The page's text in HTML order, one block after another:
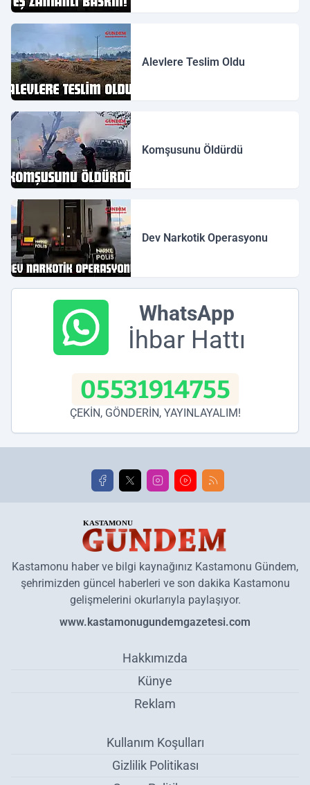
Alevlere Teslim Oldu
Komşusunu Öldürdü
Dev Narkotik Operasyonu
WhatsApp
İhbar Hattı
05531914755
ÇEKİN, GÖNDERİN, YAYINLAYALIM!
Kastamonu haber ve bilgi kaynağınız Kastamonu Gündem,
şehrimizden güncel haberleri ve son dakika Kastamonu
gelişmelerini okurlarıyla paylaşıyor.
www.kastamonugundemgazetesi.com
Hakkımızda
Künye
Reklam
Kullanım Koşulları
Gizlilik Politikası